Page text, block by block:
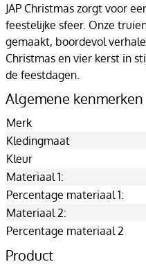
JAP Christmas zorgt voor
feestelijke sfeer. Onze
gemaakt, boordevol
Christmas en vier kerst in
de feestdagen.
Algemene kenmerken
Merk
Kledingmaat
Kleur
Materiaal 1:
Percentage materiaal 1:
Materiaal 2:
Percentage materiaal 2
Product